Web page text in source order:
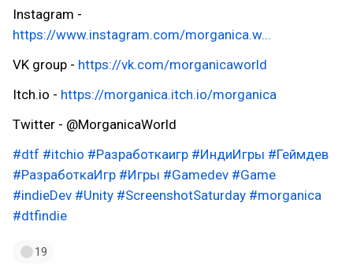
Instagram -
https://www.instagram.com/morganica.w...
VK group - https://vk.com/morganicaworld
Itch.io - https://morganica.itch.io/morganica
Twitter - @MorganicaWorld
#dtf #itchio #Разработкаигр #ИндиИгры #Геймдев
#РазработкаИгр #Игры #Gamedev #Game
#indieDev #Unity #ScreenshotSaturday #morganica
#dtfindie
19